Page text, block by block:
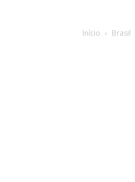
Início Brasil